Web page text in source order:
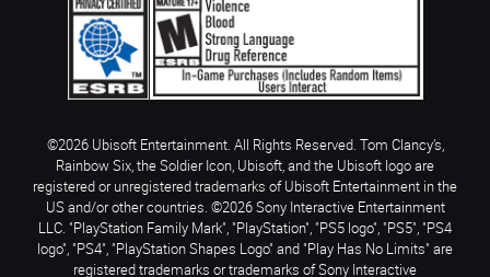
©2026 Ubisoft Entertainment. All Rights Reserved. Tom Clancy’s,
Rainbow Six, the Soldier Icon, Ubisoft, and the Ubisoft logo are
registered or unregistered trademarks of Ubisoft Entertainment in the
US and/or other countries. ©2026 Sony Interactive Entertainment
LLC. "PlayStation Family Mark", "PlayStation", "PS5 logo", "PS5", "PS4
logo", "PS4", "PlayStation Shapes Logo" and "Play Has No Limits" are
registered trademarks or trademarks of Sony Interactive